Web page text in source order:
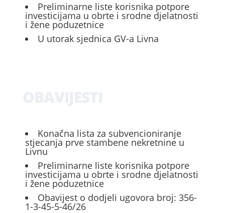
Preliminarne liste korisnika potpore
investicijama u obrte i srodne djelatnosti
i žene poduzetnice
U utorak sjednica GV-a Livna
Konačna lista za subvencioniranje
stjecanja prve stambene nekretnine u
Livnu
Preliminarne liste korisnika potpore
investicijama u obrte i srodne djelatnosti
i žene poduzetnice
Obavijest o dodjeli ugovora broj: 356-
1-3-45-5-46/26